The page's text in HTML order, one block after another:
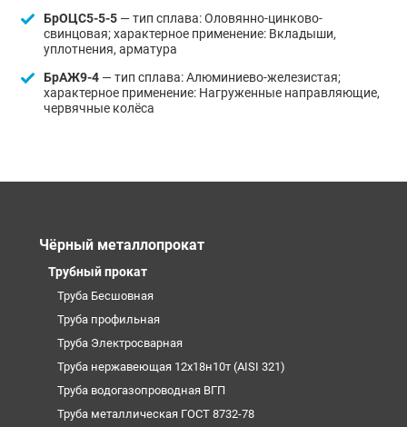
БрОЦС5-5-5— тип сплава: Оловянно-цинково-
свинцовая; характерное применение: Вкладыши,
уплотнения, арматура
БрАЖ9-4— тип сплава: Алюминиево-железистая;
характерное применение: Нагруженные направляющие,
червячные колёса
Чёрный металлопрокат
Трубный прокат
Труба Бесшовная
Труба профильная
Труба Электросварная
Труба нержавеющая 12х18н10т (AISI 321)
Труба водогазопроводная ВГП
Труба металлическая ГОСТ 8732-78